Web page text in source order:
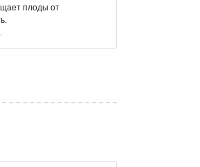
плоды от